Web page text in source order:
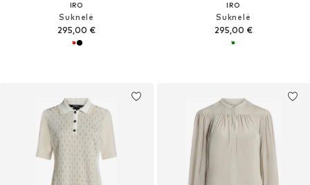
IRO
Suknelė
295,00 €
IRO
Suknelė
295,00 €